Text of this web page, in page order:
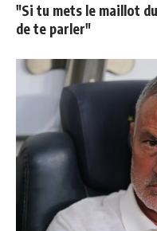
"Si tu mets le maillot
de te parler"